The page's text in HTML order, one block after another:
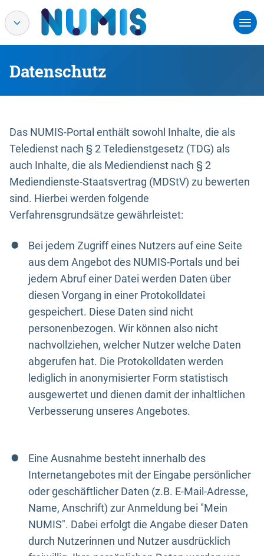
Datenschutz
Das NUMIS-Portal enthält sowohl Inhalte, die als
Teledienst nach § 2 Teledienstgesetz (TDG) als
auch Inhalte, die als Mediendienst nach § 2
Mediendienste-Staatsvertrag (MDStV) zu bewerten
sind. Hierbei werden folgende
Verfahrensgrundsätze gewährleistet:
Bei jedem Zugriff eines Nutzers auf eine Seite
aus dem Angebot des NUMIS-Portals und bei
jedem Abruf einer Datei werden Daten über
diesen Vorgang in einer Protokolldatei
gespeichert. Diese Daten sind nicht
personenbezogen. Wir können also nicht
nachvollziehen, welcher Nutzer welche Daten
abgerufen hat. Die Protokolldaten werden
lediglich in anonymisierter Form statistisch
ausgewertet und dienen damit der inhaltlichen
Verbesserung unseres Angebotes.
Eine Ausnahme besteht innerhalb des
Internetangebotes mit der Eingabe persönlicher
oder geschäftlicher Daten (z.B. E-Mail-Adresse,
Name, Anschrift) zur Anmeldung bei "Mein
NUMIS". Dabei erfolgt die Angabe dieser Daten
durch Nutzerinnen und Nutzer ausdrücklich